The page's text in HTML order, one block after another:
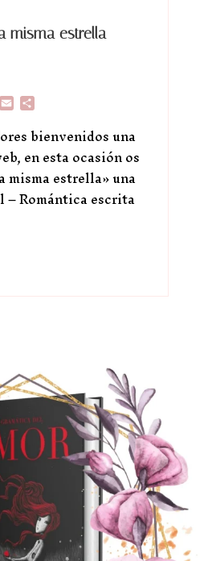
misma estrella
WhatsApp
Email
bienvenidos una
en esta ocasión os
misma estrella» una
– Romántica escrita